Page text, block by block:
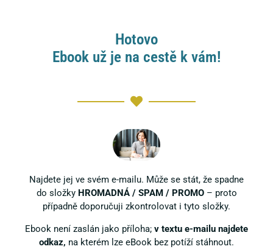
Hotovo
Ebook už je na cestě k vám!
Najdete jej ve svém e-mailu. Může se stát, že spadne
do složky HROMADNÁ / SPAM / PROMO– proto
případně doporučuji zkontrolovat i tyto složky.
Ebook není zaslán jako příloha; v textu e-mailu najdete
odkaz, na kterém lze eBook bez potíží stáhnout.